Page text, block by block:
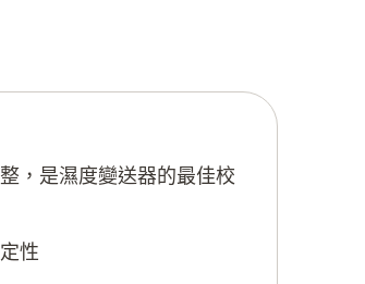
，是濕度變送器的最佳校
性